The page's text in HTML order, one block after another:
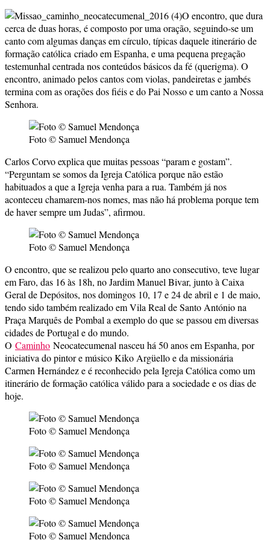
O encontro, que dura
cerca de duas horas, é composto por uma oração, seguindo-se um
canto com algumas danças em círculo, típicas daquele itinerário de
formação católica criado em Espanha, e uma pequena pregação
testemunhal centrada nos conteúdos básicos da fé (querigma). O
encontro, animado pelos cantos com violas, pandeiretas e jambés
termina com as orações dos fiéis e do Pai Nosso e um canto a Nossa
Senhora.
Foto © Samuel Mendonça
Carlos Corvo explica que muitas pessoas “param e gostam”.
“Perguntam se somos da Igreja Católica porque não estão
habituados a que a Igreja venha para a rua. Também já nos
aconteceu chamarem-nos nomes, mas não há problema porque tem
de haver sempre um Judas”, afirmou.
Foto © Samuel Mendonça
O encontro, que se realizou pelo quarto ano consecutivo, teve lugar
em Faro, das 16 às 18h, no Jardim Manuel Bivar, junto à Caixa
Geral de Depósitos, nos domingos 10, 17 e 24 de abril e 1 de maio,
tendo sido também realizado em Vila Real de Santo António na
Praça Marquês de Pombal a exemplo do que se passou em diversas
cidades de Portugal e do mundo.
O Caminho Neocatecumenal nasceu há 50 anos em Espanha, por
iniciativa do pintor e músico Kiko Argüello e da missionária
Carmen Hernández e é reconhecido pela Igreja Católica como um
itinerário de formação católica válido para a sociedade e os dias de
hoje.
Foto © Samuel Mendonça
Foto © Samuel Mendonça
Foto © Samuel Mendonça
Foto © Samuel Mendonça